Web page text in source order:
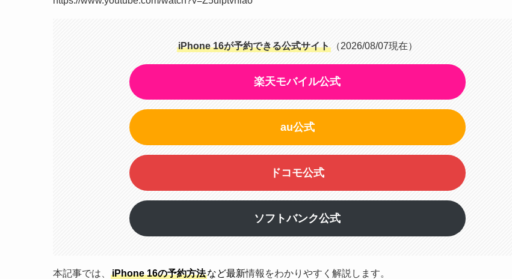
iPhone 16が予約できる公式サイト （2026/08/07現在）
楽天モバイル公式
au公式
ドコモ公式
ソフトバンク公式
本記事では、 iPhone 16の予約方法など最新情報をわかりやすく解説します。